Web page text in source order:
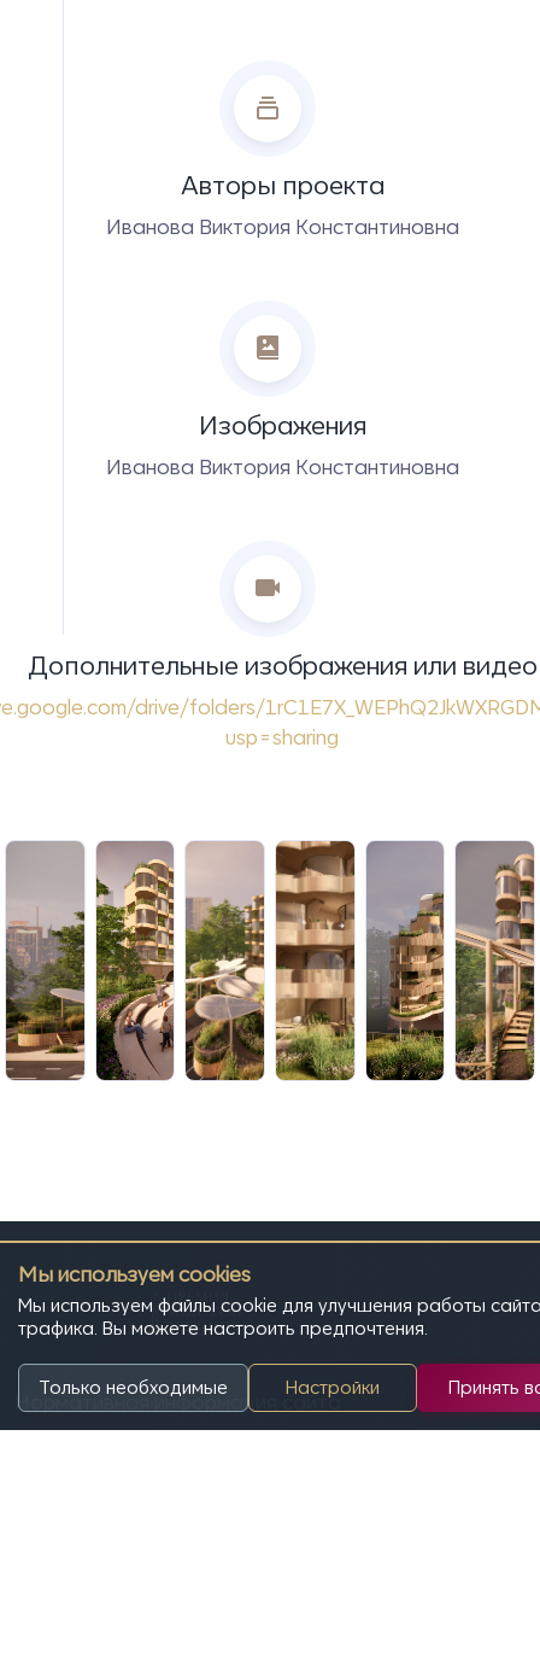
Авторы проекта
Иванова Виктория Константиновна
Изображения
Иванова Виктория Константиновна
Дополнительные изображения или видео
drive/folders/
usp=sharing
Мы используем cookies
Мы используем файлы cookie для улучшения работы
трафика. Вы можете настроить предпочтения.
Только необходимые Настройки Принять
Нормативная информация сайта